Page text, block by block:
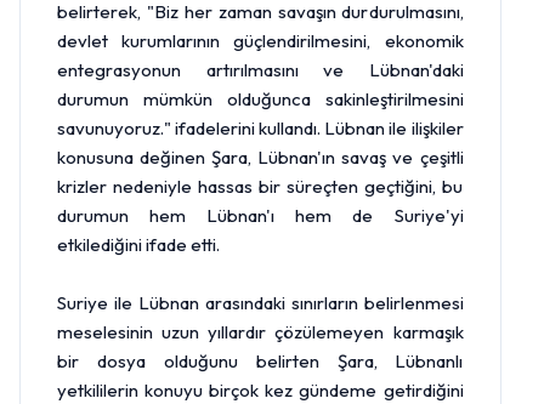
belirterek, "Biz her zaman savaşın durdurulmasını,
devlet kurumlarının güçlendirilmesini, ekonomik
entegrasyonun artırılmasını ve Lübnan'daki
durumun mümkün olduğunca sakinleştirilmesini
savunuyoruz." ifadelerini kullandı. Lübnan ile ilişkiler
konusuna değinen Şara, Lübnan'ın savaş ve çeşitli
krizler nedeniyle hassas bir süreçten geçtiğini, bu
durumun hem Lübnan'ı hem de Suriye'yi
etkilediğini ifade etti.
Suriye ile Lübnan arasındaki sınırların belirlenmesi
meselesinin uzun yıllardır çözülemeyen karmaşık
bir dosya olduğunu belirten Şara, Lübnanlı
yetkililerin konuyu birçok kez gündeme getirdiğini